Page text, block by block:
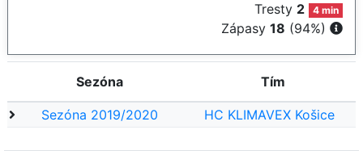
Tresty 2 4 min
Zápasy 18 (94%)
Sezóna Tím
Sezóna 2019/2020 HC KLIMAVEX Košice